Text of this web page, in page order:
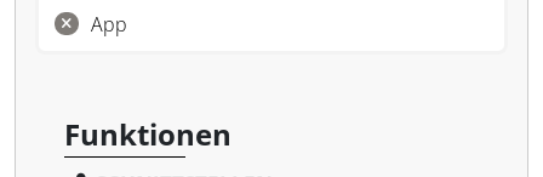
App
Funktionen